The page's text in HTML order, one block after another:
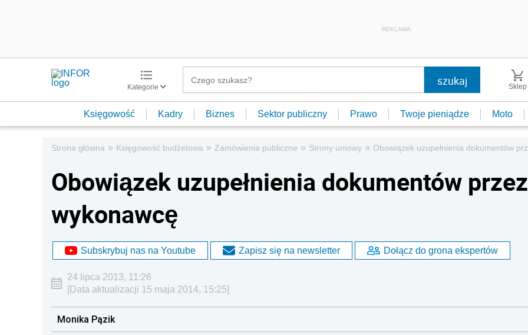
REKLAMA
Kategorie Sklep
Księgowość Kadry Biznes Sektor publiczny Prawo Twoje pieniądze Moto
Strona główna » Księgowość budżetowa » Zamówienia publiczne » Strony umowy » Obowiązek uzupełnienia dokumentów
Obowiązek uzupełnienia dokumentów przez
wykonawcę
Subskrybuj nas na Youtube Zapisz się na newsletter Dołącz do grona ekspertów
24 lipca 2013, 11:26
[Data aktualizacji 15 maja 2014, 15:25]
Monika Pązik